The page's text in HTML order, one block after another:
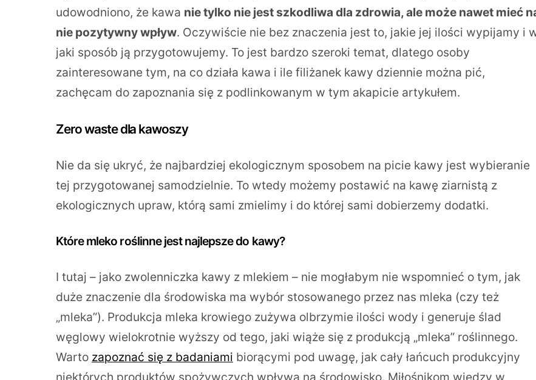
udowodniono, że kawa nie tylko nie jest szkodliwa dla zdrowia, ale może nawet mieć
nie pozytywny wpływ. Oczywiście nie bez znaczenia jest to, jakie jej ilości wypijamy i
jaki sposób ją przygotowujemy. To jest bardzo szeroki temat, dlatego osoby
zainteresowane tym, na co działa kawa i ile filiżanek kawy dziennie można pić,
zachęcam do zapoznania się z podlinkowanym w tym akapicie artykułem.
Zero waste dla kawoszy
Nie da się ukryć, że najbardziej ekologicznym sposobem na picie kawy jest wybieranie
tej przygotowanej samodzielnie. To wtedy możemy postawić na kawę ziarnistą z
ekologicznych upraw, którą sami zmielimy i do której sami dobierzemy dodatki.
Które mleko roślinne jest najlepsze do kawy?
I tutaj – jako zwolenniczka kawy z mlekiem – nie mogłabym nie wspomnieć o tym, jak
duże znaczenie dla środowiska ma wybór stosowanego przez nas mleka (czy też
„mleka”). Produkcja mleka krowiego zużywa olbrzymie ilości wody i generuje ślad
węglowy wielokrotnie wyższy od tego, jaki wiąże się z produkcją „mleka” roślinnego.
Warto zapoznać się z badaniami biorącymi pod uwagę, jak cały łańcuch produkcyjny
niektórych produktów spożywczych wpływa na środowisko. Miłośnikom wiedzy w